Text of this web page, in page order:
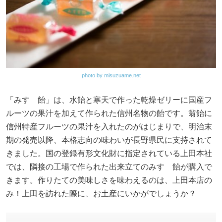
photo by misuzuame.net
「みすゞ飴」は、水飴と寒天で作った乾燥ゼリーに国産フ
ルーツの果汁を加えて作られた信州名物の飴です。翁飴に
信州特産フルーツの果汁を入れたのがはじまりで、明治末
期の発売以降、本格志向の味わいが長野県民に支持されて
きました。国の登録有形文化財に指定されている上田本社
では、隣接の工場で作られた出来立てのみすゞ飴が購入で
きます。作りたての美味しさを味わえるのは、上田本店の
み！上田を訪れた際に、お土産にいかがでしょうか？